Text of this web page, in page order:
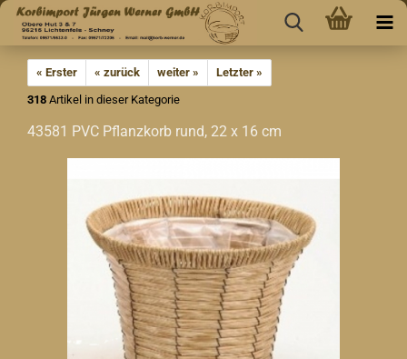
« Erster « zurück weiter »
Letzter »
318 Artikel in dieser Kategorie
43581 PVC Pflanzkorb rund, 22 x 16 cm